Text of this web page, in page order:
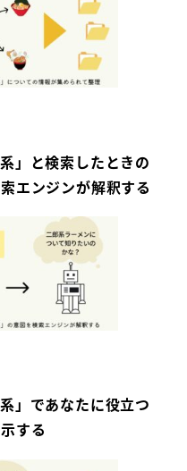
」と検索したときの
エンジンが解釈する
」であなたに役立つ
する